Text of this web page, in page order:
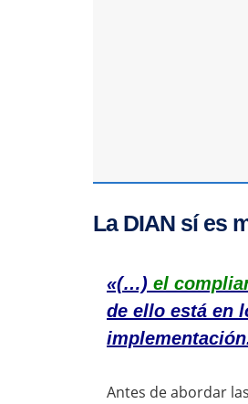
La DIAN sí es
«(…) el
de ello está en
Antes de abordar